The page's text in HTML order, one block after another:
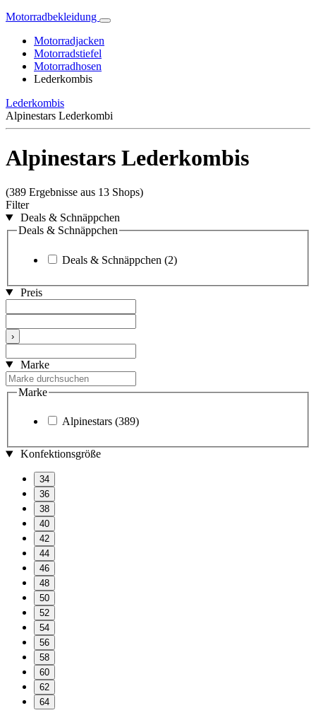
Motorradbekleidung
Motorradjacken
Motorradstiefel
Motorradhosen
Lederkombis
Lederkombis
Alpinestars Lederkombi
Alpinestars Lederkombis
(389 Ergebnisse aus 13 Shops)
Filter
Deals & Schnäppchen
Deals & Schnäppchen
Deals & Schnäppchen (2)
Preis
›
Marke
Marke
Alpinestars (389)
Konfektionsgröße
34
36
38
40
42
44
46
48
50
52
54
56
58
60
62
64